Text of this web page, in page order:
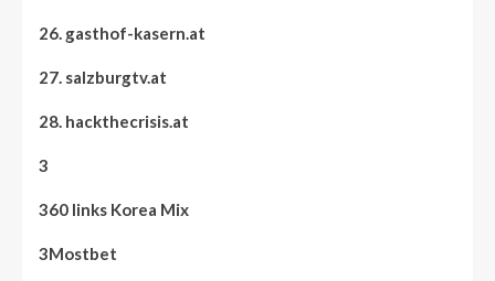
26. gasthof-kasern.at
27. salzburgtv.at
28. hackthecrisis.at
3
360 links Korea Mix
3Mostbet